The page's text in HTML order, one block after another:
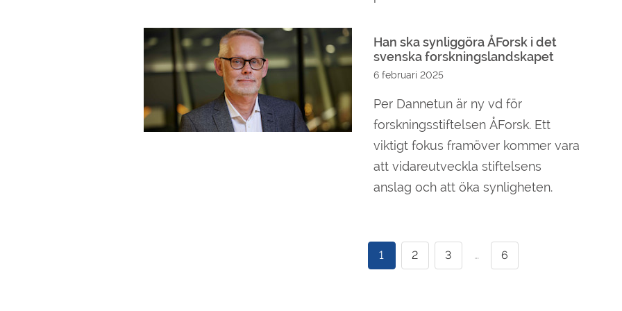
Han ska synliggöra ÅForsk i det
svenska forskningslandskapet
6 februari 2025
Per Dannetun är ny vd för
forskningsstiftelsen ÅForsk. Ett
viktigt fokus framöver kommer vara
att vidareutveckla stiftelsens
anslag och att öka synligheten.
1 2 3 … 6